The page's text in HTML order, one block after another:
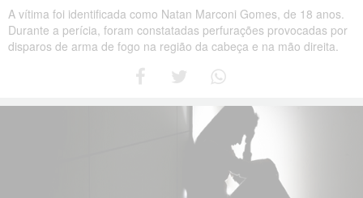
A vítima foi identificada como Natan Marconi Gomes, de 18 anos.
Durante a perícia, foram constatadas perfurações provocadas por
disparos de arma de fogo na região da cabeça e na mão direita.